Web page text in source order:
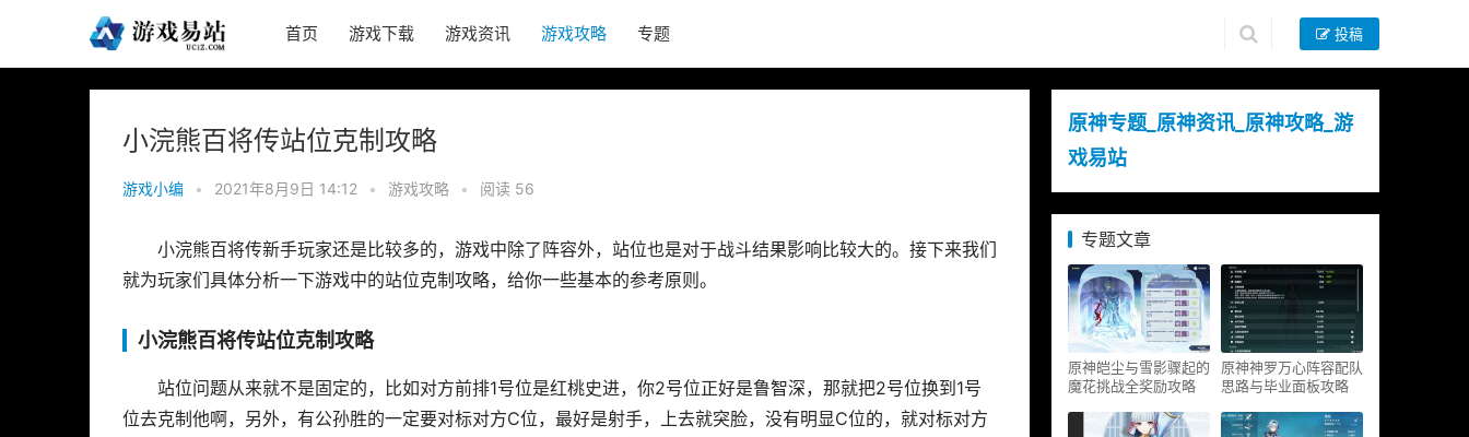
首页 游戏下载 游戏资讯 游戏攻略 专题 投稿
小浣熊百将传站位克制攻略
游戏小编 • 2021年8月9日 14:12 • 游戏攻略 • 阅读 56
小浣熊百将传新手玩家还是比较多的，游戏中除了阵容外，站位也是对于战斗结果影响比较大的。接下来我们
就为玩家们具体分析一下游戏中的站位克制攻略，给你一些基本的参考原则。
小浣熊百将传站位克制攻略
站位问题从来就不是固定的，比如对方前排1号位是红桃史进，你2号位正好是鲁智深，那就把2号位换到1号
位去克制他啊，另外，有公孙胜的一定要对标对方C位，最好是射手，上去就突脸，没有明显C位的，就对标对方
原神专题_原神资讯_原神攻略_游
戏易站
专题文章
原神皑尘与雪影骤起的
魔花挑战全奖励攻略
原神神罗万心阵容配队
思路与毕业面板攻略